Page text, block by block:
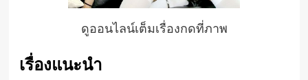
ดูออนไลน์เต็มเรื่องกดที่ภาพ
เรื่องแนะนำ